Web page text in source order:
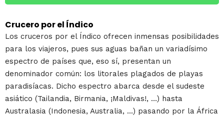
Crucero por el Índico
Los cruceros por el Índico ofrecen inmensas posibilidades
para los viajeros, pues sus aguas bañan un variadísimo
espectro de países que, eso sí, presentan un
denominador común: los litorales plagados de playas
paradisíacas. Dicho espectro abarca desde el sudeste
asiático (Tailandia, Birmania, ¡Maldivas!, …) hasta
Australasia (Indonesia, Australia, ...) pasando por la África